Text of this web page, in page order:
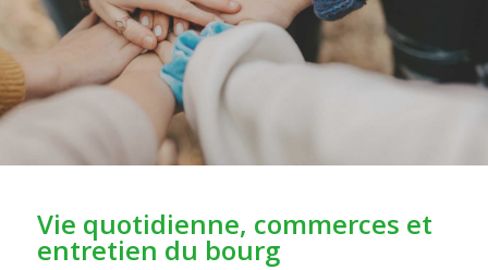
Vie quotidienne, commerces et
entretien du bourg